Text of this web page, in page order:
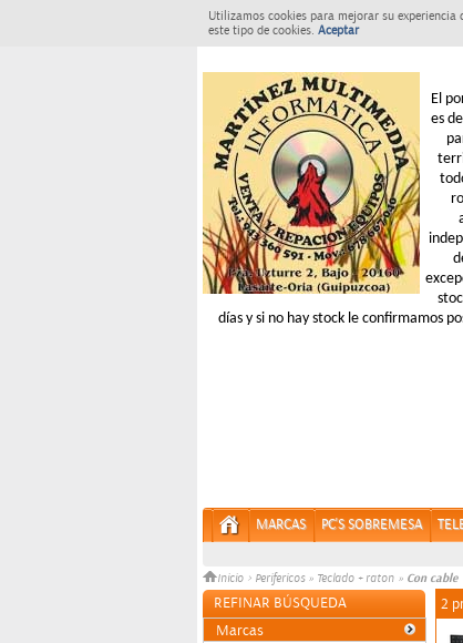
Utilizamos cookies para mejorar su
este tipo de cookies. Aceptar
El
es
días y si no hay stock le confirmamos
MARCAS PC'S SOBREMESA
Inicio > Perifericos » Teclado + raton » Con cable
REFINAR BÚSQUEDA
Marcas
2